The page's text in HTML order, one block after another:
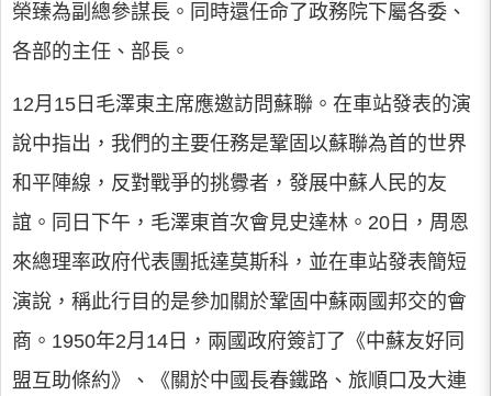
榮臻為副總參謀長。同時還任命了政務院下屬各委、
各部的主任、部長。
12月15日毛澤東主席應邀訪問蘇聯。在車站發表的演
說中指出，我們的主要任務是鞏固以蘇聯為首的世界
和平陣線，反對戰爭的挑釁者，發展中蘇人民的友
誼。同日下午，毛澤東首次會見史達林。20日，周恩
來總理率政府代表團抵達莫斯科，並在車站發表簡短
演說，稱此行目的是參加關於鞏固中蘇兩國邦交的會
商。1950年2月14日，兩國政府簽訂了《中蘇友好同
盟互助條約》、《關於中國長春鐵路、旅順口及大連